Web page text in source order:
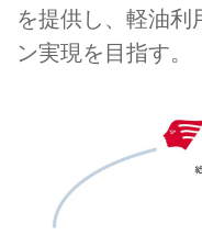
を提供し、軽油利
ン実現を目指す。